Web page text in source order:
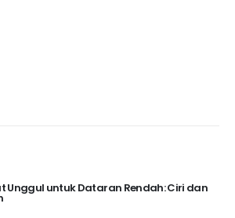
Unggul untuk Dataran Rendah: Ciri dan